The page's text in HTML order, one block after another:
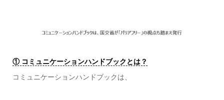
① コミュニケーションハンドブックとは？
コミュニケーションハンドブックは、